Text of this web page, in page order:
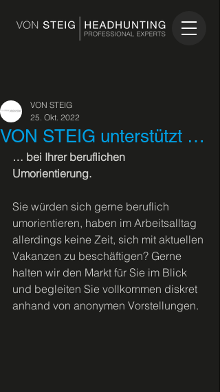
VON STEIG unterstützt …
VON STEIG
25. Okt. 2022
… bei Ihrer beruflichen
Umorientierung.
Sie würden sich gerne beruflich
umorientieren, haben im Arbeitsalltag
allerdings keine Zeit, sich mit aktuellen
Vakanzen zu beschäftigen? Gerne
halten wir den Markt für Sie im Blick
und begleiten Sie vollkommen diskret
anhand von anonymen Vorstellungen.